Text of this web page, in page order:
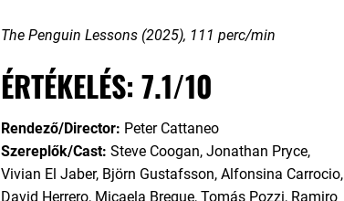
The Penguin Lessons (2025), 111 perc/min
ÉRTÉKELÉS: 7.1/10
Rendező/Director: Peter Cattaneo
Szereplők/Cast: Steve Coogan, Jonathan Pryce,
Vivian El Jaber, Björn Gustafsson, Alfonsina Carrocio,
David Herrero, Micaela Breque, Tomás Pozzi, Ramiro